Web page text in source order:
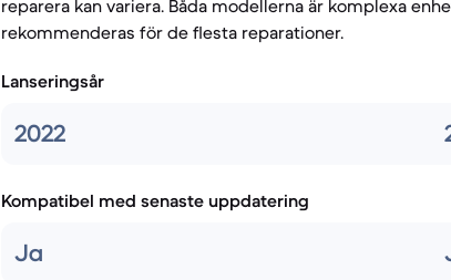
reparera kan variera. Båda modellerna är komplexa
rekommenderas för de flesta reparationer.
Lanseringsår
2022
Kompatibel med senaste uppdatering
Ja